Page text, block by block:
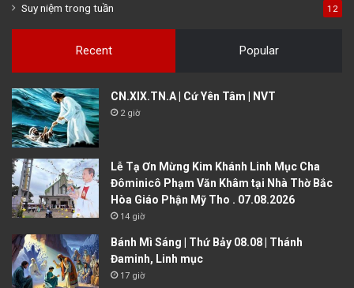
Suy niệm trong tuần 12
Recent Popular
CN.XIX.TN.A | Cứ Yên Tâm | NVT
2 giờ
Lễ Tạ Ơn Mừng Kim Khánh Linh Mục Cha
Đôminicô Phạm Văn Khâm tại Nhà Thờ Bắc
Hòa Giáo Phận Mỹ Tho . 07.08.2026
14 giờ
Bánh Mì Sáng | Thứ Bảy 08.08 | Thánh
Đaminh, Linh mục
17 giờ